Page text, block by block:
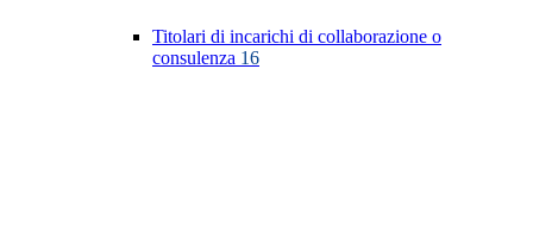
Titolari di incarichi di collaborazione o
consulenza 16